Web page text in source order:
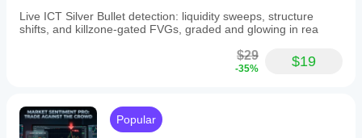
Live ICT Silver Bullet detection: liquidity sweeps, structure
shifts, and killzone-gated FVGs, graded and glowing in rea
$29
-35% $19
Popular